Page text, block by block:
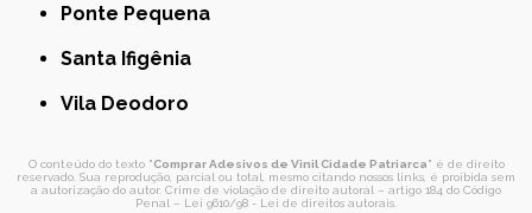
Ponte Pequena
Santa Ifigênia
Vila Deodoro
O conteúdo do texto "Comprar Adesivos de Vinil Cidade Patriarca" é de direito
reservado. Sua reprodução, parcial ou total, mesmo citando nossos links, é proibida sem
a autorização do autor. Crime de violação de direito autoral – artigo 184 do Código
Penal – Lei 9610/98 - Lei de direitos autorais